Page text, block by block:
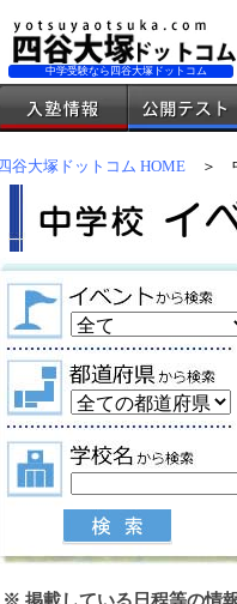
中学受験なら四谷大塚ドットコム
四谷大塚ドットコム HOME ＞ 中